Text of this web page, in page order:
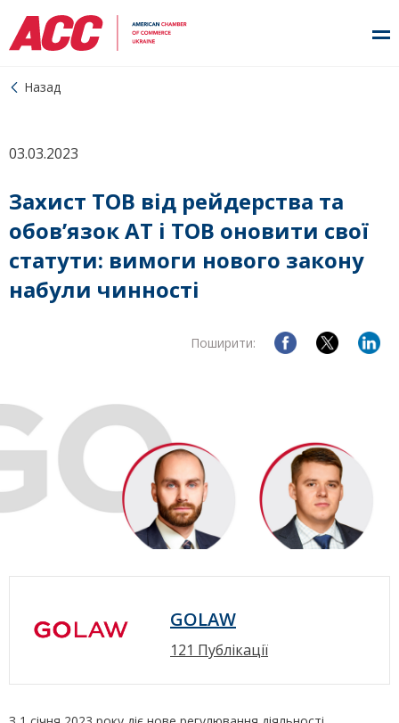
Назад
03.03.2023
Захист ТОВ від рейдерства та
обов’язок АТ і ТОВ оновити свої
статути: вимоги нового закону
набули чинності
Поширити:
GOLAW
121 Публікації